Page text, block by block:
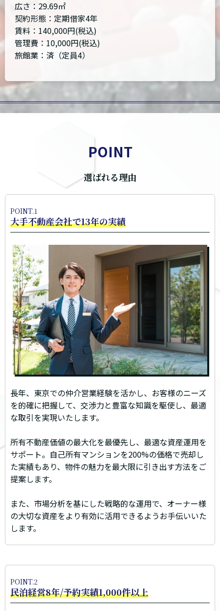
広さ：29.69㎡
契約形態：定期借家4年
賃料：140,000円(税込)
管理費：10,000円(税込)
旅館業：済（定員4）
POINT
選ばれる理由
POINT.1
大手不動産会社で13年の実績
長年、東京での仲介営業経験を活かし、お客様のニーズ
を的確に把握して、交渉力と豊富な知識を駆使し、最適
な取引を実現いたします。
所有不動産価値の最大化を最優先し、最適な資産運用を
サポート。自己所有マンションを200%の価格で売却し
た実績もあり、物件の魅力を最大限に引き出す方法をご
提案します。
また、市場分析を基にした戦略的な運用で、オーナー様
の大切な資産をより有効に活用できるようお手伝いいた
します。
POINT.2
民泊経営8年/予約実績1,000件以上